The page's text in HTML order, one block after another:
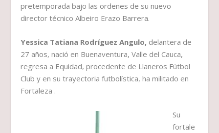
pretemporada bajo las ordenes de su nuevo
director técnico Albeiro Erazo Barrera.
Yessica Tatiana Rodríguez Angulo, delantera de
27 años, nació en Buenaventura, Valle del Cauca,
regresa a Equidad, procedente de Llaneros Fútbol
Club y en su trayectoria futbolística, ha militado en
Fortaleza .
Su
fortale